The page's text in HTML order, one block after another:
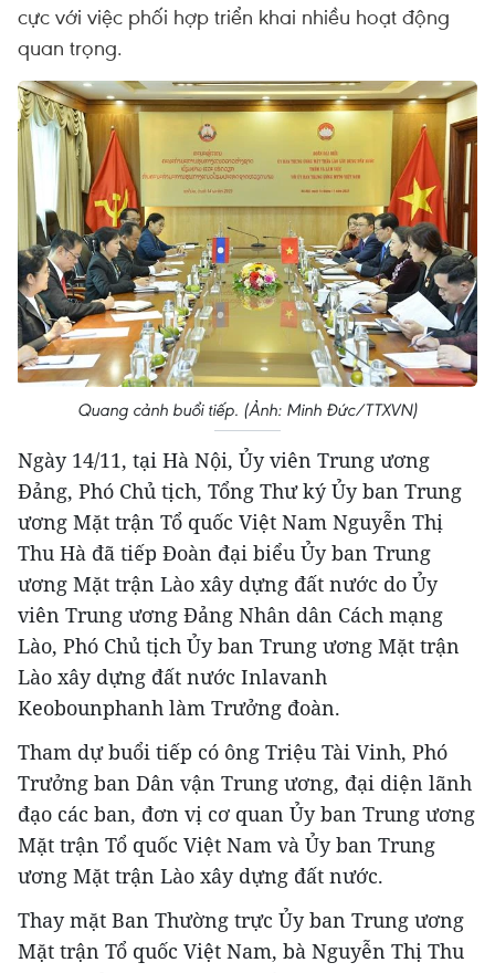
cực với việc phối hợp triển khai nhiều hoạt động
quan trọng.
Quang cảnh buổi tiếp. (Ảnh: Minh Đức/TTXVN)
Ngày 14/11, tại Hà Nội, Ủy viên Trung ương
Đảng, Phó Chủ tịch, Tổng Thư ký Ủy ban Trung
ương Mặt trận Tổ quốc Việt Nam Nguyễn Thị
Thu Hà đã tiếp Đoàn đại biểu Ủy ban Trung
ương Mặt trận Lào xây dựng đất nước do Ủy
viên Trung ương Đảng Nhân dân Cách mạng
Lào, Phó Chủ tịch Ủy ban Trung ương Mặt trận
Lào xây dựng đất nước Inlavanh
Keobounphanh làm Trưởng đoàn.
Tham dự buổi tiếp có ông Triệu Tài Vinh, Phó
Trưởng ban Dân vận Trung ương, đại diện lãnh
đạo các ban, đơn vị cơ quan Ủy ban Trung ương
Mặt trận Tổ quốc Việt Nam và Ủy ban Trung
ương Mặt trận Lào xây dựng đất nước.
Thay mặt Ban Thường trực Ủy ban Trung ương
Mặt trận Tổ quốc Việt Nam, bà Nguyễn Thị Thu